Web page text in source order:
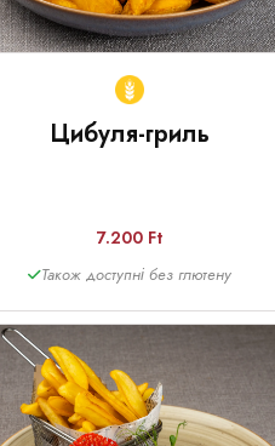
Цибуля-гриль
7.200 Ft
Також доступні без глютену